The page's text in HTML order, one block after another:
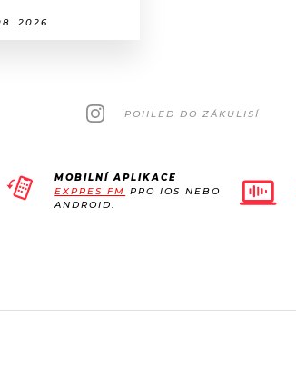
2026
POHLED DO ZÁKULISÍ
MOBILNÍ APLIKACE
EXPRES FM PRO IOS NEBO
ANDROID.